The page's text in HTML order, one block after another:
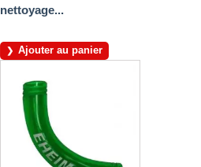
nettoyage...
Ajouter au panier